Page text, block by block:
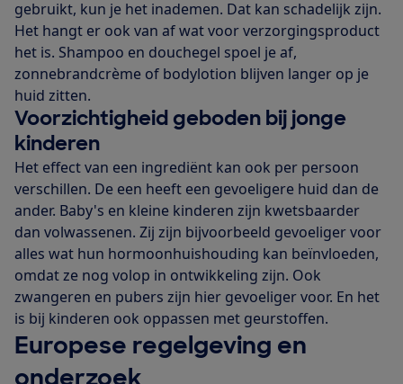
gebruikt, kun je het inademen. Dat kan schadelijk zijn.
Het hangt er ook van af wat voor verzorgingsproduct
het is. Shampoo en douchegel spoel je af,
zonnebrandcrème of bodylotion blijven langer op je
huid zitten.
Voorzichtigheid geboden bij jonge
kinderen
Het effect van een ingrediënt kan ook per persoon
verschillen. De een heeft een gevoeligere huid dan de
ander. Baby's en kleine kinderen zijn kwetsbaarder
dan volwassenen. Zij zijn bijvoorbeeld gevoeliger voor
alles wat hun hormoonhuishouding kan beïnvloeden,
omdat ze nog volop in ontwikkeling zijn. Ook
zwangeren en pubers zijn hier gevoeliger voor. En het
is bij kinderen ook oppassen met geurstoffen.
Europese regelgeving en
onderzoek